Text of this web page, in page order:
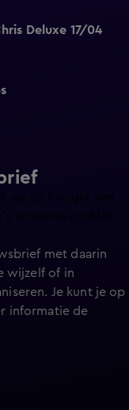
Deluxe 17/04
op de hoogte van
en series op KIJK.
met daarin
wijzelf of in
Je kunt je op
informatie de